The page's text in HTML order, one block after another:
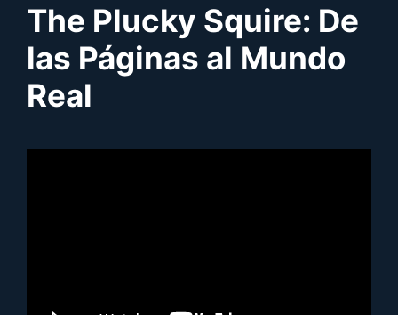
The Plucky Squire: De
las Páginas al Mundo
Real